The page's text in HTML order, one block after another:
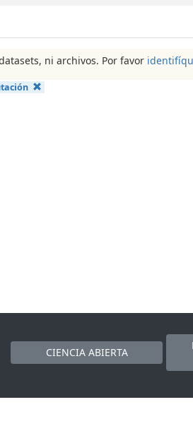
ni archivos. Por favor
CIENCIA ABIERTA